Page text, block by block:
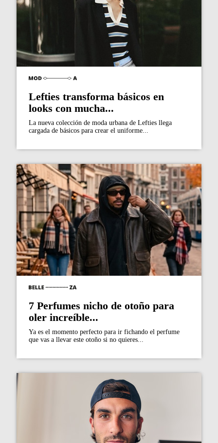
Lefties transforma básicos en
looks con mucha...
La nueva colección de moda urbana de Lefties llega
cargada de básicos para crear el uniforme...
7 Perfumes nicho de otoño para
oler increíble...
Ya es el momento perfecto para ir fichando el perfume
que vas a llevar este otoño si no quieres...